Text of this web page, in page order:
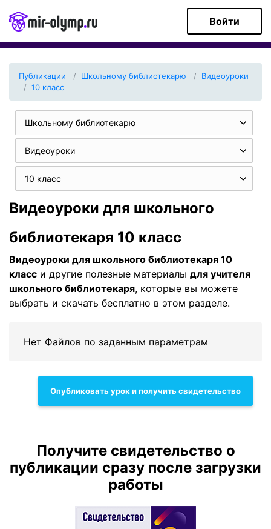
Войти
Публикации Школьному библиотекарю
Видеоуроки
10 класс
Школьному библиотекарю
Видеоуроки
10 класс
Видеоуроки для школьного
библиотекаря 10 класс
Видеоуроки для школьного библиотекаря 10
класс и другие полезные материалы для учителя
школьного библиотекаря, которые вы можете
выбрать и скачать бесплатно в этом разделе.
Нет Файлов по заданным параметрам
Опубликовать урок и получить свидетельство
Получите свидетельство о
публикации сразу после загрузки
работы